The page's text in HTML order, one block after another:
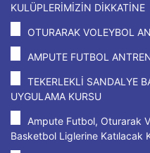
KULÜPLERİMİZİN DİKKATİNE
OTURARAK VOLEYBOL
AMPUTE FUTBOL
TEKERLEKLİ SANDALYE
UYGULAMA KURSU
Ampute Futbol, Oturarak
Basketbol Liglerine Katılacak